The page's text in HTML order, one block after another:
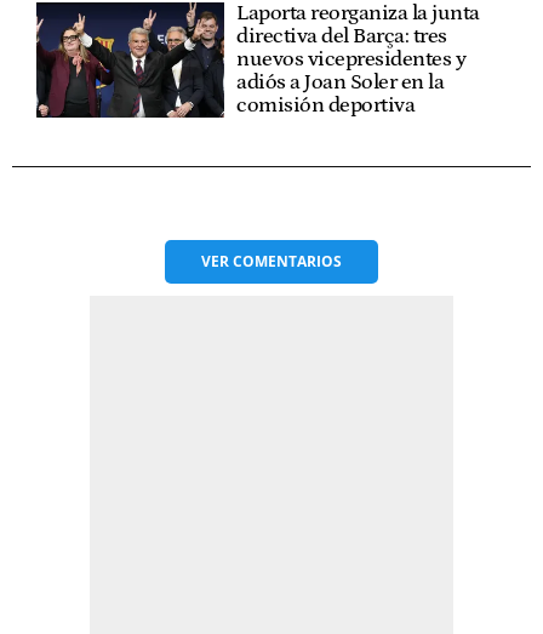
Laporta reorganiza la junta
directiva del Barça: tres
nuevos vicepresidentes y
adiós a Joan Soler en la
comisión deportiva
VERCOMENTARIOS